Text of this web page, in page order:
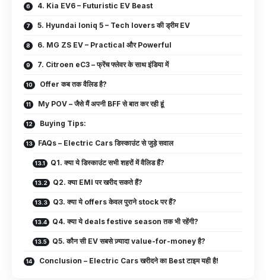
4. Kia EV6 – Futuristic EV Beast
5. Hyundai Ioniq 5 – Tech lovers की ड्रीम EV
6. MG ZS EV – Practical और Powerful
7. Citroen eC3 – फ्रेंच फ्लेवर के साथ इंडिया में
Offer कब तक वैलिड है?
My POV – जैसे मैं अपनी BFF से बात कर रही हूं
Buying Tips:
FAQs – Electric Cars डिस्काउंट से जुड़े सवाल
Q1. क्या ये डिस्काउंट सभी शहरों में वैलिड हैं?
Q2. क्या EMI पर खरीद सकते हैं?
Q3. क्या ये offers केवल पुराने stock पर हैं?
Q4. क्या ये deals festive season तक भी रहेंगी?
Q5. कौन सी EV सबसे ज़्यादा value-for-money है?
Conclusion – Electric Cars खरीदने का Best टाइम यही है!